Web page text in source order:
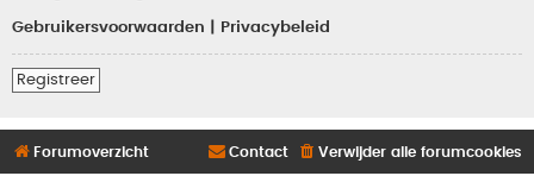
Gebruikersvoorwaarden Privacybeleid
Registreer
Forumoverzicht Verwijder alle forumcookies
Contact